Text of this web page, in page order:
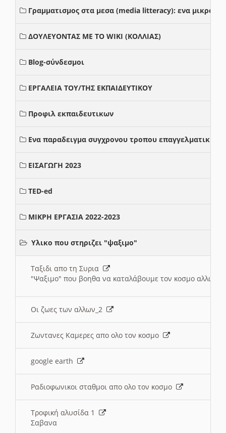
Γραμματισμος στα μεσα (media litteracy): ενα μικρο
ΔΟΥΛΕΥΟΝΤΑΣ ΜΕ ΤΟ WIKI (ΚΟΛΛΙΑΣ)
Blog-σύνδεσμοι
ΕΡΓΑΛΕΙΑ ΤΟΥ/ΤΗΣ ΕΚΠΑΙΔΕΥΤΙΚΟΥ
Προφιλ εκπαιδευτικων
Ενα παραδειγμα συγχρονου τροπου επαγγελματικης
ΕΙΣΑΓΩΓΗ 2023
TED-ed
ΜΙΚΡΗ ΕΡΓΑΣΙΑ 2022-2023
Υλικο που στηριζει "ψαξιμο"
Ταξιδι απο τη Συρια
"Ψαξιμο" που βοηθα να καταλάβουμε τον κοσμο αλλων
Οι ζωες των αλλων_2
Ζωντανες Καμερες απο ολο τον κοσμο
google earth
Ραδιοφωνικοι σταθμοι απο ολο τον κοσμο
Τροφική αλυσίδα 1
Σαβανα